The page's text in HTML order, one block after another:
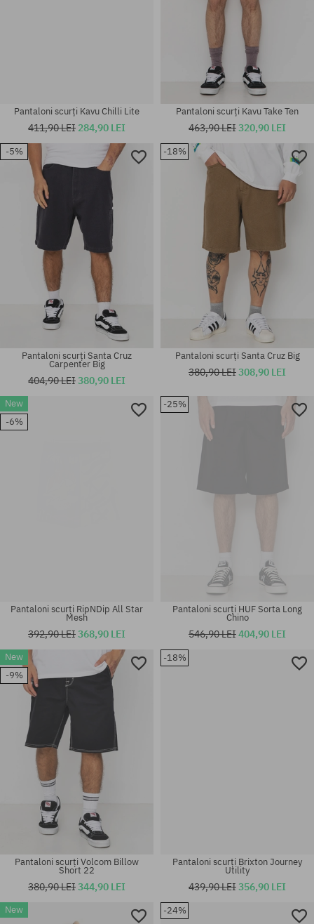
Mărimi existente:
M; L; XL
Mărimi existente:
Mărimi existente:
Mărimi existente:
Pantaloni scurți Kavu Take Ten
463,90 LEI320,90 LEI
-5%
Mărimi existente:
32
Pantaloni scurți Santa Cruz
Carpenter Big
404,90 LEI380,90 LEI
-18%
Mărimi existente:
Pantaloni scurți Santa Cruz Big
380,90 LEI308,90 LEI
New
-6%
Mărimi existente:
Pantaloni scurți RipNDip All Star
Mesh
392,90 LEI368,90 LEI
-25%
Mărimi existente:
Pantaloni scurți HUF Sorta Long
Chino
546,90 LEI404,90 LEI
New
-9%
Pantaloni scurți Volcom Billow
Short 22
380,90 LEI344,90 LEI
-18%
Pantaloni scurți Brixton Journey
Utility
439,90 LEI356,90 LEI
New -24%